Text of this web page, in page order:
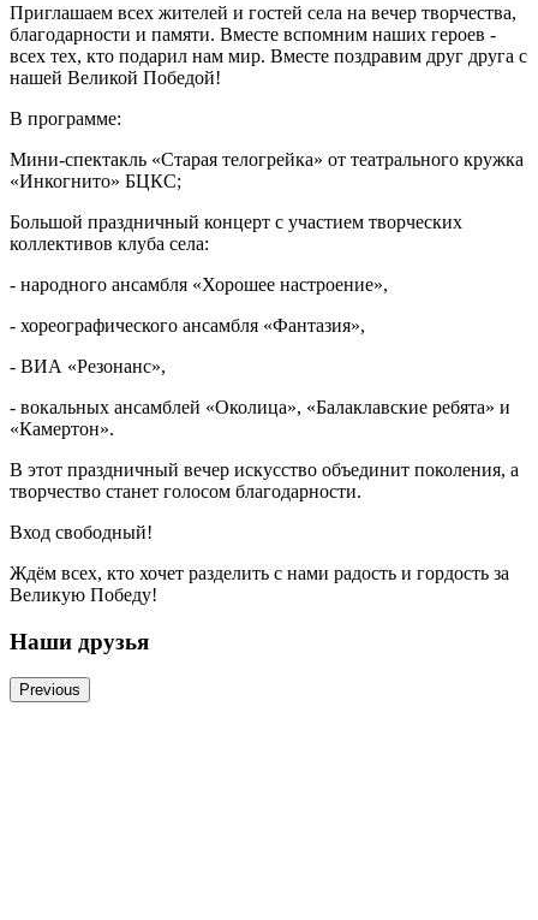
Приглашаем всех жителей и гостей села на вечер творчества,
благодарности и памяти. Вместе вспомним наших героев -
всех тех, кто подарил нам мир. Вместе поздравим друг друга с
нашей Великой Победой!
В программе:
Мини-спектакль «Старая телогрейка» от театрального кружка
«Инкогнито» БЦКС;
Большой праздничный концерт с участием творческих
коллективов клуба села:
- народного ансамбля «Хорошее настроение»,
- хореографического ансамбля «Фантазия»,
- ВИА «Резонанс»,
- вокальных ансамблей «Околица», «Балаклавские ребята» и
«Камертон».
В этот праздничный вечер искусство объединит поколения, а
творчество станет голосом благодарности.
Вход свободный!
Ждём всех, кто хочет разделить с нами радость и гордость за
Великую Победу!
Наши друзья
Previous